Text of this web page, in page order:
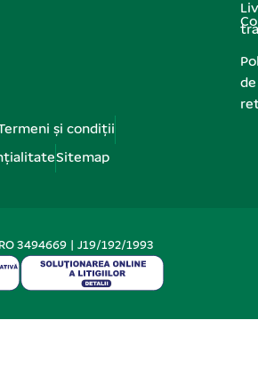
de
și condiții
Sitemap
3494669 | J19/192/1993